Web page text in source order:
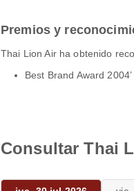
Premios y
Thai Lion Air ha obtenido
Best Brand Award
Consultar Thai